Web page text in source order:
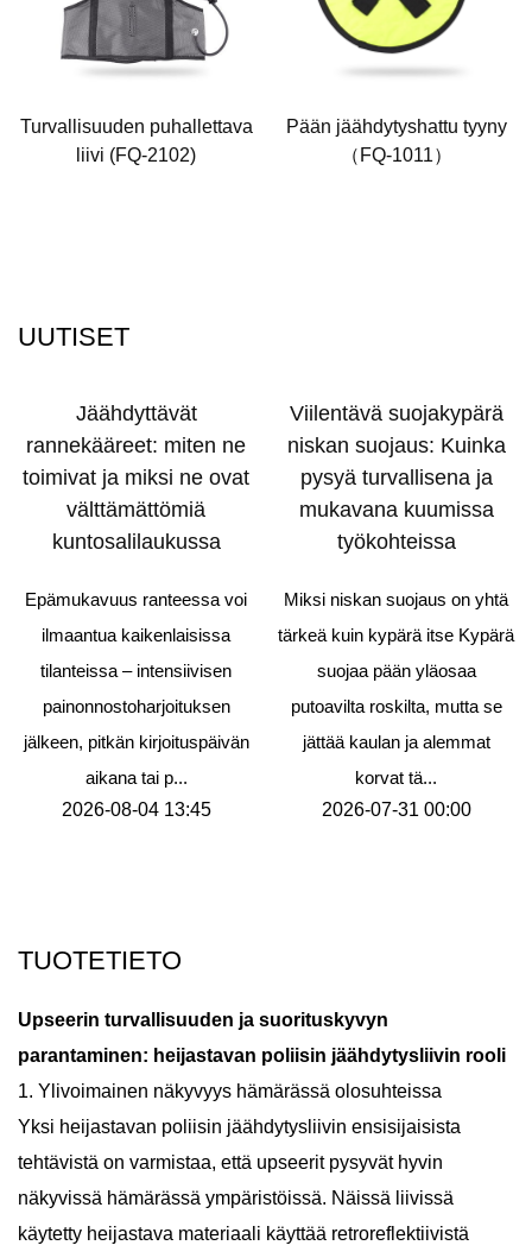
Turvallisuuden puhallettava
liivi (FQ-2102)
Pään jäähdytyshattu tyyny
（FQ-1011）
UUTISET
Jäähdyttävät
rannekääreet: miten ne
toimivat ja miksi ne ovat
välttämättömiä
kuntosalilaukussa
Epämukavuus ranteessa voi
ilmaantua kaikenlaisissa
tilanteissa – intensiivisen
painonnostoharjoituksen
jälkeen, pitkän kirjoituspäivän
aikana tai p...
2026-08-04 13:45
Viilentävä suojakypärä
niskan suojaus: Kuinka
pysyä turvallisena ja
mukavana kuumissa
työkohteissa
Miksi niskan suojaus on yhtä
tärkeä kuin kypärä itse Kypärä
suojaa pään yläosaa
putoavilta roskilta, mutta se
jättää kaulan ja alemmat
korvat tä...
2026-07-31 00:00
TUOTETIETO
Upseerin turvallisuuden ja suorituskyvyn
parantaminen: heijastavan poliisin jäähdytysliivin rooli
1. Ylivoimainen näkyvyys hämärässä olosuhteissa
Yksi heijastavan poliisin jäähdytysliivin ensisijaisista
tehtävistä on varmistaa, että upseerit pysyvät hyvin
näkyvissä hämärässä ympäristöissä. Näissä liivissä
käytetty heijastava materiaali käyttää retroreflektiivistä